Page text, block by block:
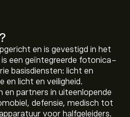
en is gevestigd in het
een geïntegreerde fotonica-
basisdiensten: licht en
en licht en veiligheid.
en partners in uiteenlopende
defensie, medisch tot
voor halfgeleiders.